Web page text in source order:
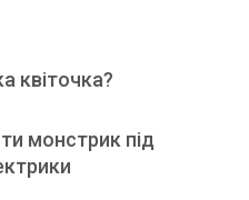
квіточка?
монстрик під